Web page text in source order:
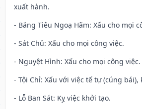
xuất hành.
- Băng Tiêu Ngoạ Hãm: Xấu cho mọi
- Sát Chủ: Xấu cho mọi công việc.
- Nguyệt Hình: Xấu cho mọi công việc.
- Tội Chỉ: Xấu với việc tế tự (cúng bái),
- Lỗ Ban Sát: Kỵ việc khởi tạo.